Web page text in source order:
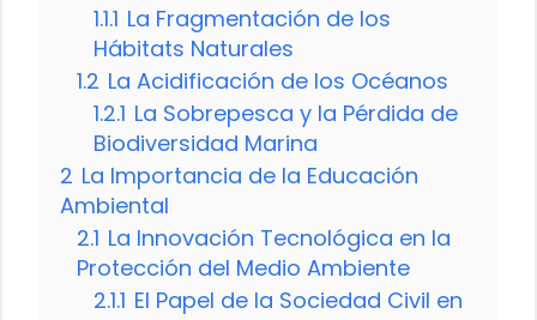
1.1.1 La Fragmentación de los
Hábitats Naturales
1.2 La Acidificación de los Océanos
1.2.1 La Sobrepesca y la Pérdida de
Biodiversidad Marina
2 La Importancia de la Educación
Ambiental
2.1 La Innovación Tecnológica en la
Protección del Medio Ambiente
2.1.1 El Papel de la Sociedad Civil en